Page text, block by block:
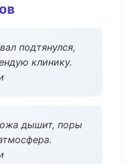
подтянулся,
клинику.
дышит, поры